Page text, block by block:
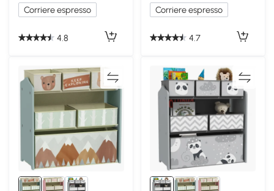
Corriere espresso
4.8
Corriere espresso
4.7